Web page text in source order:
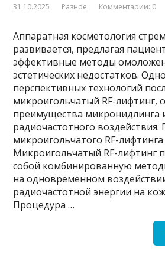
31.10.2025 Разное Комментарии: 0
Аппаратная косметология
развивается, предлагая
эффективные методы
эстетических недостатков.
перспективных технологий
микроигольчатый RF-лифтинг,
преимущества микронидлинга
радиочастотного
микроигольчатого RF-лифтинга
Микроигольчатый RF-лифтинг
собой комбинированную
на одновременном
радиочастотной энергии на
Процедура …